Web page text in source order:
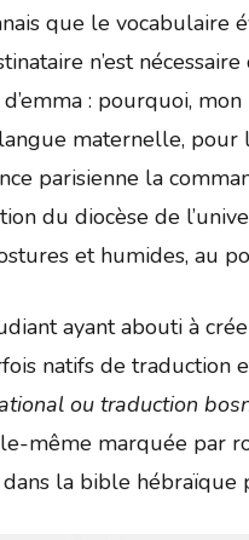
que le vocabulaire
n’est
: pourquoi,
maternelle, pour
parisienne la
du diocèse de
et humides, au
ayant abouti à
natifs de
ou traduction
même marquée par
la bible